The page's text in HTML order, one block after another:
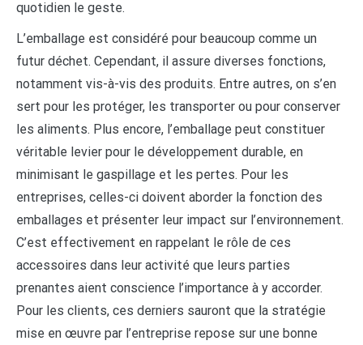
quotidien le geste.
L’emballage est considéré pour beaucoup comme un
futur déchet. Cependant, il assure diverses fonctions,
notamment vis-à-vis des produits. Entre autres, on s’en
sert pour les protéger, les transporter ou pour conserver
les aliments. Plus encore, l’emballage peut constituer
véritable levier pour le développement durable, en
minimisant le gaspillage et les pertes. Pour les
entreprises, celles-ci doivent aborder la fonction des
emballages et présenter leur impact sur l’environnement.
C’est effectivement en rappelant le rôle de ces
accessoires dans leur activité que leurs parties
prenantes aient conscience l’importance à y accorder.
Pour les clients, ces derniers sauront que la stratégie
mise en œuvre par l’entreprise repose sur une bonne